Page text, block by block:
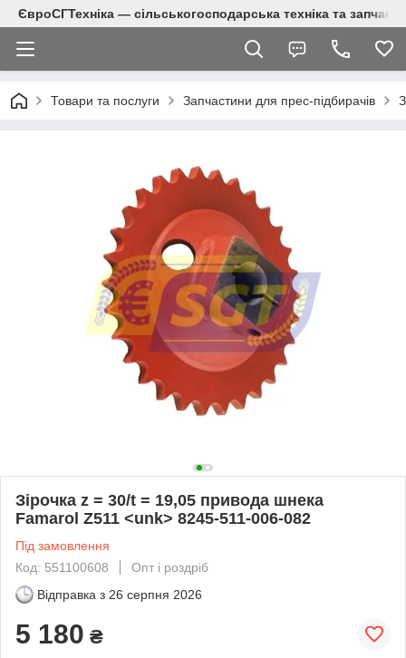
ЄвроСГТехніка — сільськогосподарська техніка та
Товари та послуги Запчастини для прес-підбирачів
Зірочка z = 30/t = 19,05 привода шнека
Famarol Z511 <unk> 8245-511-006-082
Під замовлення
Код: 551100608
Опт і роздріб
Відправка з 26 серпня 2026
5 180 ₴